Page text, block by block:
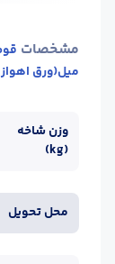
مشخصات
میل(ورق
وزن شاخه
(kg)
محل تحویل